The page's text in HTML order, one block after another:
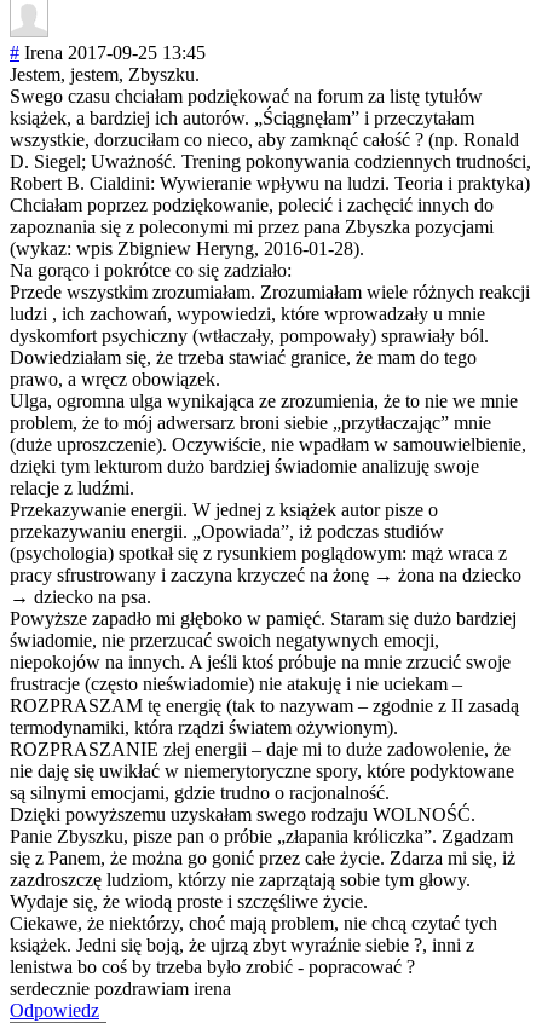
# Irena 2017-09-25 13:45
Jestem, jestem, Zbyszku.
Swego czasu chciałam podziękować na forum za listę tytułów
książek, a bardziej ich autorów. „Ściągnęłam” i przeczytałam
wszystkie, dorzuciłam co nieco, aby zamknąć całość ? (np. Ronald
D. Siegel; Uważność. Trening pokonywania codziennych trudności,
Robert B. Cialdini: Wywieranie wpływu na ludzi. Teoria i praktyka)
Chciałam poprzez podziękowanie, polecić i zachęcić innych do
zapoznania się z poleconymi mi przez pana Zbyszka pozycjami
(wykaz: wpis Zbigniew Heryng, 2016-01-28).
Na gorąco i pokrótce co się zadziało:
Przede wszystkim zrozumiałam. Zrozumiałam wiele różnych reakcji
ludzi , ich zachowań, wypowiedzi, które wprowadzały u mnie
dyskomfort psychiczny (wtłaczały, pompowały) sprawiały ból.
Dowiedziałam się, że trzeba stawiać granice, że mam do tego
prawo, a wręcz obowiązek.
Ulga, ogromna ulga wynikająca ze zrozumienia, że to nie we mnie
problem, że to mój adwersarz broni siebie „przytłaczając” mnie
(duże uproszczenie). Oczywiście, nie wpadłam w samouwielbienie,
dzięki tym lekturom dużo bardziej świadomie analizuję swoje
relacje z ludźmi.
Przekazywanie energii. W jednej z książek autor pisze o
przekazywaniu energii. „Opowiada”, iż podczas studiów
(psychologia) spotkał się z rysunkiem poglądowym: mąż wraca z
pracy sfrustrowany i zaczyna krzyczeć na żonę → żona na dziecko
→ dziecko na psa.
Powyższe zapadło mi głęboko w pamięć. Staram się dużo bardziej
świadomie, nie przerzucać swoich negatywnych emocji,
niepokojów na innych. A jeśli ktoś próbuje na mnie zrzucić swoje
frustracje (często nieświadomie) nie atakuję i nie uciekam –
ROZPRASZAM tę energię (tak to nazywam – zgodnie z II zasadą
termodynamiki, która rządzi światem ożywionym).
ROZPRASZANIE złej energii – daje mi to duże zadowolenie, że
nie daję się uwikłać w niemerytoryczne spory, które podyktowane
są silnymi emocjami, gdzie trudno o racjonalność.
Dzięki powyższemu uzyskałam swego rodzaju WOLNOŚĆ.
Panie Zbyszku, pisze pan o próbie „złapania króliczka”. Zgadzam
się z Panem, że można go gonić przez całe życie. Zdarza mi się, iż
zazdroszczę ludziom, którzy nie zaprzątają sobie tym głowy.
Wydaje się, że wiodą proste i szczęśliwe życie.
Ciekawe, że niektórzy, choć mają problem, nie chcą czytać tych
książek. Jedni się boją, że ujrzą zbyt wyraźnie siebie ?, inni z
lenistwa bo coś by trzeba było zrobić - popracować ?
serdecznie pozdrawiam irena
Odpowiedz